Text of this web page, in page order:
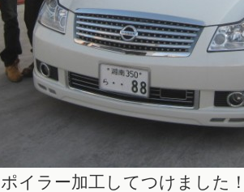
イラー加工してつけました